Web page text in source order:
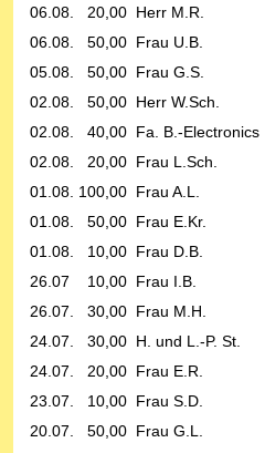
06.08. 20,00 Herr M.R.
06.08. 50,00 Frau U.B.
05.08. 50,00 Frau G.S.
02.08. 50,00 Herr W.Sch.
02.08. 40,00 Fa. B.-Electronics
02.08. 20,00 Frau L.Sch.
01.08. 100,00 Frau A.L.
01.08. 50,00 Frau E.Kr.
01.08. 10,00 Frau D.B.
26.07 10,00 Frau I.B.
26.07. 30,00 Frau M.H.
24.07. 30,00 H. und L.-P. St.
24.07. 20,00 Frau E.R.
23.07. 10,00 Frau S.D.
20.07. 50,00 Frau G.L.